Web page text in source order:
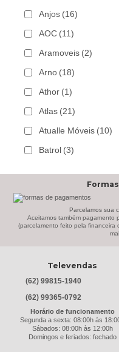
Anjos (16)
AOC (11)
Aramoveis (2)
Arno (18)
Athor (1)
Atlas (21)
Atualle Móveis (10)
Batrol (3)
Bem Estar Clima (2)
Bem Estar Estofados
Bertolini (2)
Best (9)
Braslar (6)
Parcelamos sua
Aceitamos também pagamento
(parcelamento feito pela financeira
Televendas
(62) 99815-1940
(62) 99365-0792
Horário de funcionamento
Segunda a sexta: 08:00h às
Sábados: 08:00h às 12:00h
Domingos e feriados: fechado